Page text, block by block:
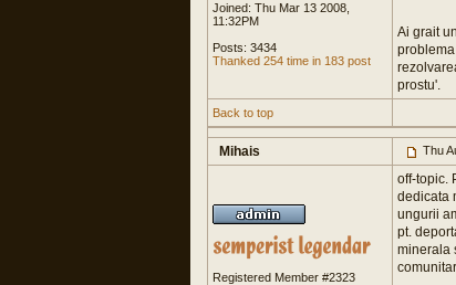
Joined: Thu Mar 13 2008,
11:32PM
Posts: 3434
Thanked 254 time in 183 post
Ai grait
prostu'.
Back to top
Mihais Thu
Registered Member #2323
off-topic.
dedicata
ungurii
pt.
minerala